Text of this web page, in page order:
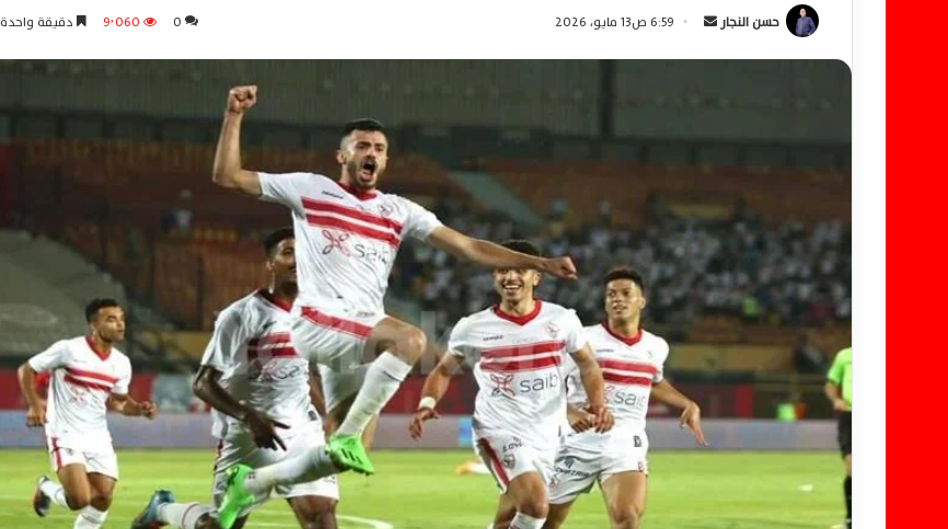
حسن النجار
د
ا
ل
ر
و
ن
ي
6:59 ص13 مايو، 2026 0 9٬060 دقيقة واحدة